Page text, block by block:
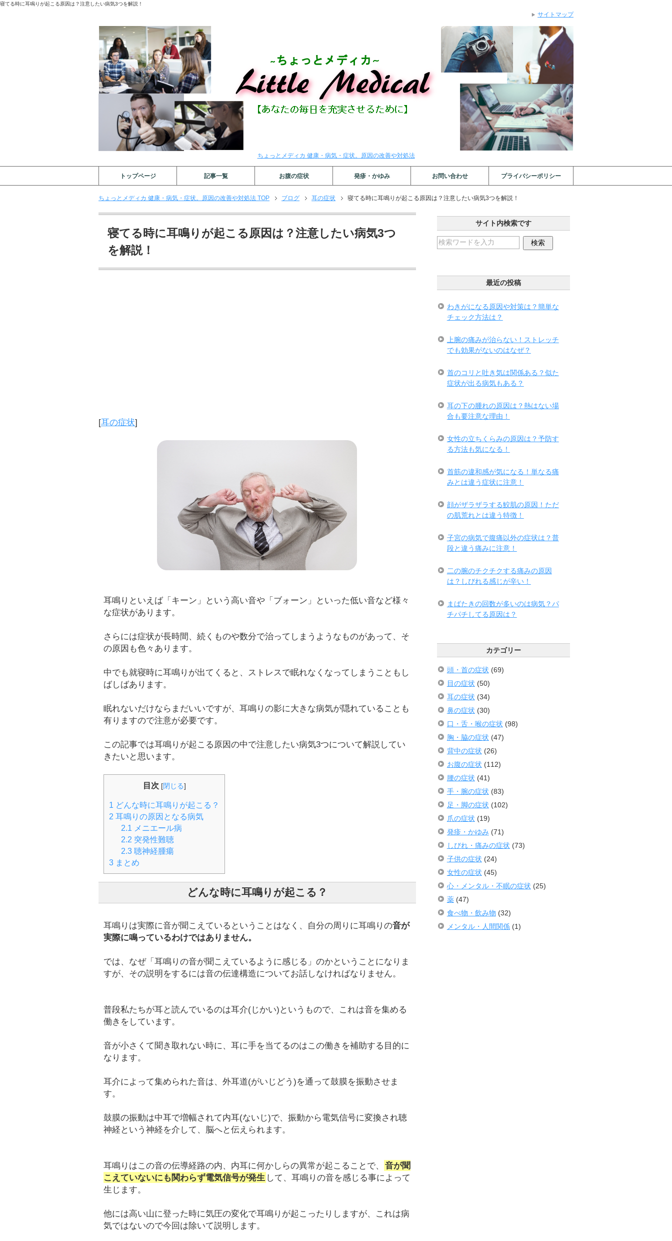
寝てる時に耳鳴りが起こる原因は？注意したい病気3つを解説！
ちょっとメディカ 健康・病気・症状。原因の改善や対処法
トップページ 記事一覧 お腹の症状 発疹・かゆみ お問い合わせ プライバシーポリシー
ちょっとメディカ 健康・病気・症状。原因の改善や対処法 TOP ブログ 耳の症状 寝てる時に耳鳴りが起こる原因は？注意したい病気3つを解説！
寝てる時に耳鳴りが起こる原因は？注意したい病気3つ
を解説！
[耳の症状]
耳鳴りといえば「キーン」という高い音や「ブォーン」といった低い音など様々
な症状があります。
さらには症状が長時間、続くものや数分で治ってしまうようなものがあって、そ
の原因も色々あります。
中でも就寝時に耳鳴りが出てくると、ストレスで眠れなくなってしまうこともし
ばしばあります。
眠れないだけならまだいいですが、耳鳴りの影に大きな病気が隠れていることも
有りますので注意が必要です。
この記事では耳鳴りが起こる原因の中で注意したい病気3つについて解説してい
きたいと思います。
目次 [閉じる]
1 どんな時に耳鳴りが起こる？
2 耳鳴りの原因となる病気
2.1 メニエール病
2.2 突発性難聴
2.3聴神経腫瘍
3 まとめ
どんな時に耳鳴りが起こる？
耳鳴りは実際に音が聞こえているということはなく、自分の周りに耳鳴りの音が
実際に鳴っているわけではありません。
では、なぜ「耳鳴りの音が聞こえているように感じる」のかということになりま
すが、その説明をするには音の伝達構造についてお話しなければなりません。
普段私たちが耳と読んでいるのは耳介(じかい)というもので、これは音を集める
働きをしています。
音が小さくて聞き取れない時に、耳に手を当てるのはこの働きを補助する目的に
なります。
耳介によって集められた音は、外耳道(がいじどう)を通って鼓膜を振動させま
す。
鼓膜の振動は中耳で増幅されて内耳(ないじ)で、振動から電気信号に変換され聴
神経という神経を介して、脳へと伝えられます。
耳鳴りはこの音の伝導経路の内、内耳に何かしらの異常が起こることで、
音が聞
こえていないにも関わらず電気信号が発生 して、耳鳴りの音を感じる事によって
生じます。
他には高い山に登った時に気圧の変化で耳鳴りが起こったりしますが、これは病
気ではないので今回は除いて説明します。
サイト内検索です
最近の投稿
わきがになる原因や対策は？簡単な
チェック方法は？
上腕の痛みが治らない！ストレッチ
でも効果がないのはなぜ？
首のコリと吐き気は関係ある？似た
症状が出る病気もある？
耳の下の腫れの原因は？熱はない場
合も要注意な理由！
女性の立ちくらみの原因は？予防す
る方法も気になる！
首筋の違和感が気になる！単なる痛
みとは違う症状に注意！
顔がザラザラする鮫肌の原因！ただ
の肌荒れとは違う特徴！
子宮の病気で腹痛以外の症状は？普
段と違う痛みに注意！
二の腕のチクチクする痛みの原因
は？しびれる感じが辛い！
まばたきの回数が多いのは病気？パ
チパチしてる原因は？
カテゴリー
頭・首の症状 (69)
目の症状 (50)
耳の症状 (34)
鼻の症状 (30)
口・舌・喉の症状 (98)
胸・脇の症状 (47)
背中の症状 (26)
お腹の症状 (112)
腰の症状 (41)
手・腕の症状 (83)
足・脚の症状 (102)
爪の症状 (19)
発疹・かゆみ (71)
しびれ・痛みの症状 (73)
子供の症状 (24)
女性の症状 (45)
心・メンタル・不眠の症状 (25)
薬(47)
食べ物・飲み物 (32)
メンタル・人間関係(1)
サイトマップ